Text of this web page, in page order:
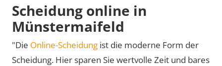
Scheidung online in
Münstermaifeld
"Die Online-Scheidung ist die moderne Form der
Scheidung. Hier sparen Sie wertvolle Zeit und bares